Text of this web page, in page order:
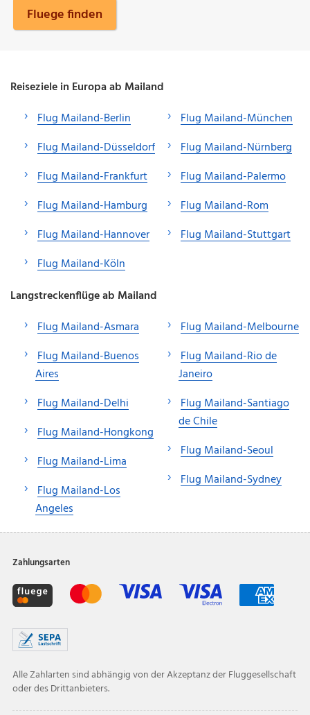
Fluege finden
Reiseziele in Europa ab Mailand
Flug Mailand-Berlin
Flug Mailand-Düsseldorf
Flug Mailand-Frankfurt
Flug Mailand-Hamburg
Flug Mailand-Hannover
Flug Mailand-Köln
Flug Mailand-München
Flug Mailand-Nürnberg
Flug Mailand-Palermo
Flug Mailand-Rom
Flug Mailand-Stuttgart
Langstreckenflüge ab Mailand
Flug Mailand-Asmara
Flug Mailand-Buenos
Aires
Flug Mailand-Delhi
Flug Mailand-Hongkong
Flug Mailand-Lima
Flug Mailand-Los
Angeles
Flug Mailand-Melbourne
Flug Mailand-Rio de
Janeiro
Flug Mailand-Santiago
de Chile
Flug Mailand-Seoul
Flug Mailand-Sydney